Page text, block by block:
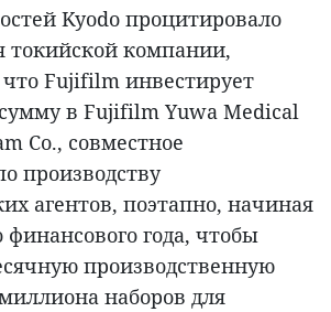
Kyodo процитировало
токийской компании,
Fujifilm инвестирует
в Fujifilm Yuwa Medical
Co., совместное
производству
агентов, поэтапно, начиная
финансового года, чтобы
производственную
наборов для